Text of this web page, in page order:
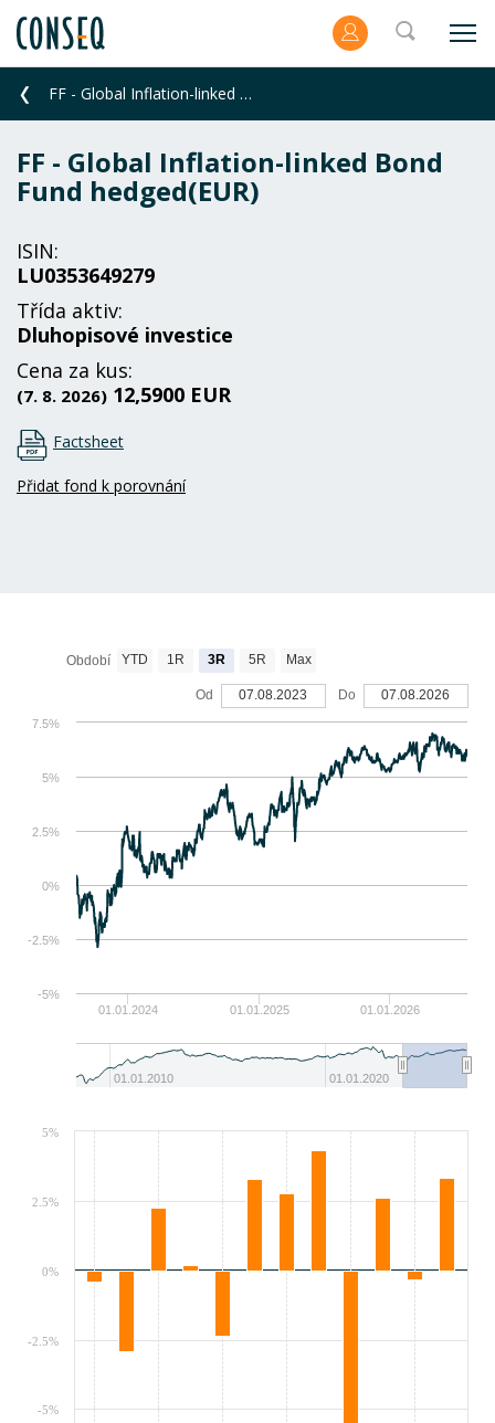
FF - Global Inflation-linked Bond Fund hedged(EUR)
FF - Global Inflation-linked Bond
Fund hedged(EUR)
ISIN:
LU0353649279
Třída aktiv:
Dluhopisové investice
Cena za kus:
(7. 8. 2026) 12,5900 EUR
Factsheet
Přidat fond k porovnání
01.01.2024 01.01.2025 01.01.2026
01.01.2010 01.01.2020
0%
-5%
-2.5%
2.5%
5%
7.5%
Období YTD 1R 3R 5R Max
Od 07.08.2023 Do 07.08.2026
-5%
-2.5%
0%
2.5%
5%